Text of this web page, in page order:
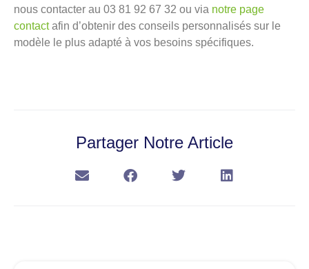
nous contacter au 03 81 92 67 32 ou via notre page
contactafin d’obtenir des conseils personnalisés sur le
modèle le plus adapté à vos besoins spécifiques.
Partager Notre Article